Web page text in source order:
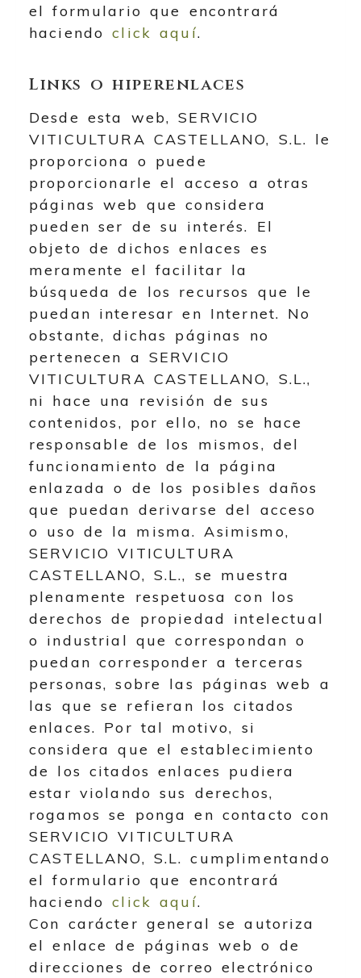
el formulario que encontrará
haciendo click aquí.
Links o hiperenlaces
Desde esta web,SERVICIO
VITICULTURA CASTELLANO, S.L. le
proporciona o puede
proporcionarle el acceso a otras
páginas web que considera
pueden ser de su interés. El
objeto de dichos enlaces es
meramente el facilitar la
búsqueda de los recursos que le
puedan interesar en Internet. No
obstante, dichas páginas no
pertenecen a SERVICIO
VITICULTURA CASTELLANO, S.L.,
ni hace una revisión de sus
contenidos, por ello, no se hace
responsable de los mismos, del
funcionamiento de la página
enlazada o de los posibles daños
que puedan derivarse del acceso
o uso de la misma. Asimismo,
SERVICIO VITICULTURA
CASTELLANO, S.L., se muestra
plenamente respetuosa con los
derechos de propiedad intelectual
o industrial que correspondan o
puedan corresponder a terceras
personas, sobre las páginas web a
las que se refieran los citados
enlaces. Por tal motivo, si
considera que el establecimiento
de los citados enlaces pudiera
estar violando sus derechos,
rogamos se ponga en contacto con
SERVICIO VITICULTURA
CASTELLANO, S.L. cumplimentando
el formulario que encontrará
haciendo click aquí.
Con carácter general se autoriza
el enlace de páginas web o de
direcciones de correo electrónico